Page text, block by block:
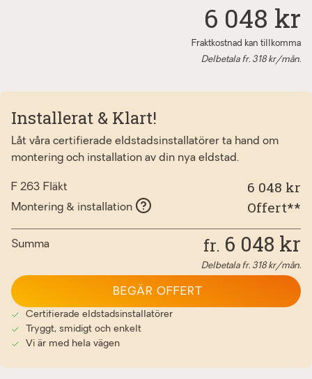
6 048 kr
Fraktkostnad kan tillkomma
Delbetala fr. 318kr/mån.
Installerat & Klart!
Låt våra certifierade eldstadsinstallatörer ta hand om
montering och installation av din nya eldstad.
F 263 Fläkt 6 048 kr
Montering & installation Offert**
Summa fr. 6 048 kr
Delbetala fr. 318kr/mån.
Certifierade eldstadsinstallatörer
Tryggt, smidigt och enkelt
Vi är med hela vägen
BEGÄR OFFERT